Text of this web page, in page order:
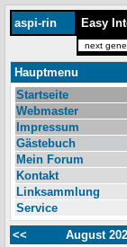
aspi-rin Easy
next
Hauptmenu
Startseite
Webmaster
Impressum
Gästebuch
Mein Forum
Kontakt
Linksammlung
Service
<<
August